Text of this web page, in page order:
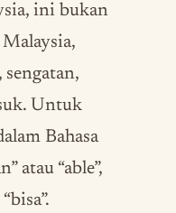
ini bukan
sengatan,
Untuk
Bahasa
atau “able”,